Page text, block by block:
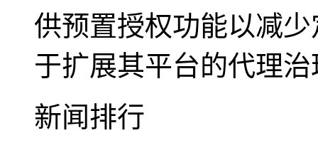
供预置授权功能以减
于扩展其平台的代理
新闻排行